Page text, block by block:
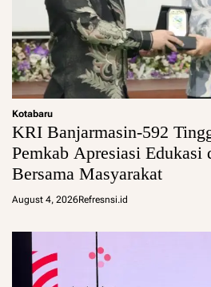
Kotabaru
KRI Banjarmasin-592
Pemkab Apresiasi Edukasi
Bersama Masyarakat
August 4, 2026Refresnsi.id